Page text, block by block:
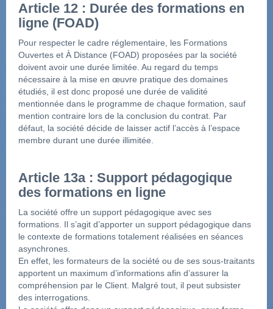
Article 12 : Durée des formations en
ligne (FOAD)
Pour respecter le cadre réglementaire, les Formations
Ouvertes et À Distance (FOAD) proposées par la société
doivent avoir une durée limitée. Au regard du temps
nécessaire à la mise en œuvre pratique des domaines
étudiés, il est donc proposé une durée de validité
mentionnée dans le programme de chaque formation, sauf
mention contraire lors de la conclusion du contrat. Par
défaut, la société décide de laisser actif l’accès à l’espace
membre durant une durée illimitée.
Article 13a : Support pédagogique
des formations en ligne
La société offre un support pédagogique avec ses
formations. Il s’agit d’apporter un support pédagogique dans
le contexte de formations totalement réalisées en séances
asynchrones.
En effet, les formateurs de la société ou de ses sous-traitants
apportent un maximum d’informations afin d’assurer la
compréhension par le Client. Malgré tout, il peut subsister
des interrogations.